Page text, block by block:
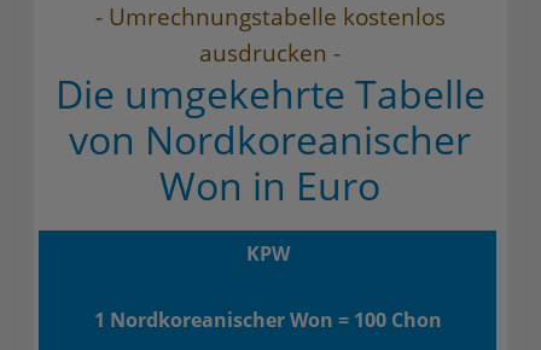
- Umrechnungstabelle kostenlos
ausdrucken -
Die umgekehrte Tabelle
von Nordkoreanischer
Won in Euro
KPW
1 Nordkoreanischer Won = 100 Chon